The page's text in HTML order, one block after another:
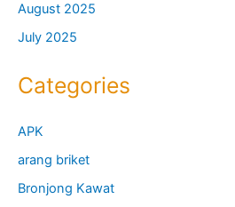
August 2025
July 2025
Categories
APK
arang briket
Bronjong Kawat